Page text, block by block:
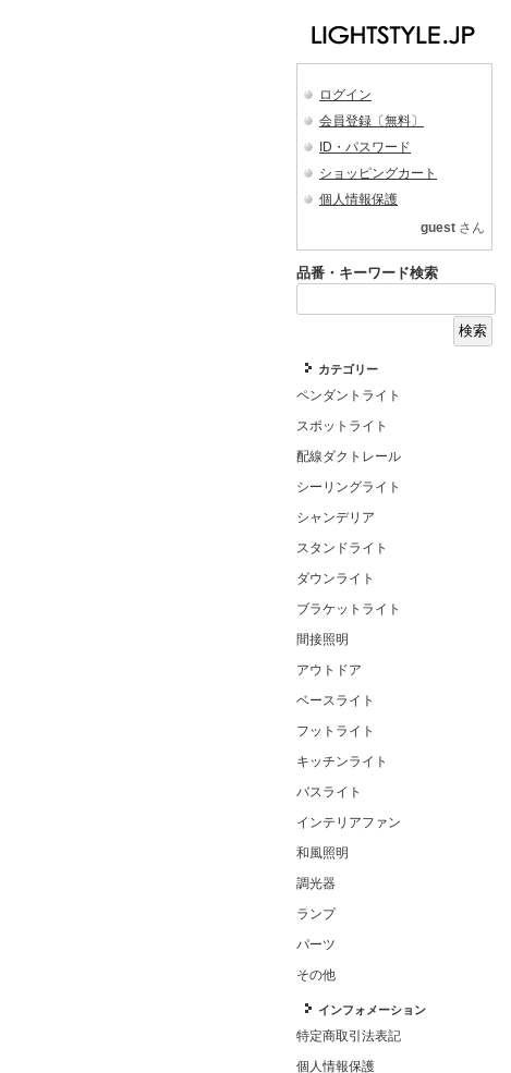
ログイン
会員登録〔無料〕
ID・パスワード
ショッピングカート
個人情報保護
guest さん
品番・キーワード検索
カテゴリー
ペンダントライト
スポットライト
配線ダクトレール
シーリングライト
シャンデリア
スタンドライト
ダウンライト
ブラケットライト
間接照明
アウトドア
ベースライト
フットライト
キッチンライト
バスライト
インテリアファン
和風照明
調光器
ランプ
パーツ
その他
インフォメーション
特定商取引法表記
個人情報保護